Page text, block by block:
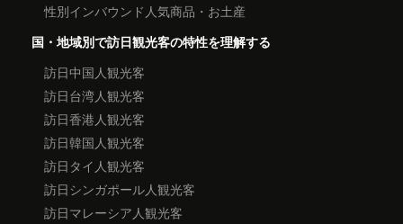
性別インバウンド人気商品・お土産
国・地域別で訪日観光客の特性を理解する
訪日中国人観光客
訪日台湾人観光客
訪日香港人観光客
訪日韓国人観光客
訪日タイ人観光客
訪日シンガポール人観光客
訪日マレーシア人観光客